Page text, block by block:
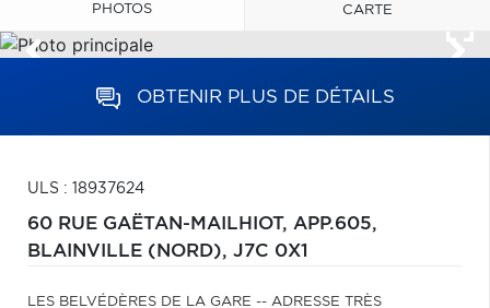
PHOTOS CARTE
OBTENIR PLUS DE DÉTAILS
ULS : 18937624
60 RUE GAËTAN-MAILHIOT, APP.605,
BLAINVILLE (NORD), J7C 0X1
LES BELVÉDÈRES DE LA GARE -- ADRESSE TRÈS